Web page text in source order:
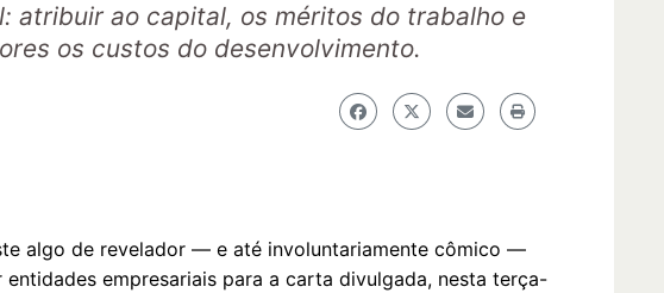
atribuir ao capital, os méritos do trabalho e
os custos do desenvolvimento.
algo de revelador — e até involuntariamente cômico —
empresariais para a carta divulgada, nesta terça-